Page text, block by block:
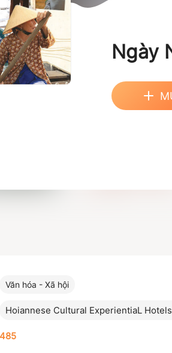
Ngày
Văn hóa - Xã hội
Hoiannese Cultural ExperientiaL
485